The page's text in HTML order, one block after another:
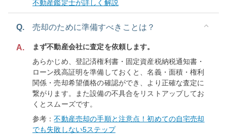
不動産鑑定士が詳しく解説
Q. 売却のために準備すべきことは？
A.
まず不動産会社に査定を依頼します。
あらかじめ、登記済権利書・固定資産税納税通知書・
ローン残高証明を準備しておくと、名義・面積・権利
関係・売却希望価格の確認ができ、より正確な査定に
繋がります。また設備の不具合をリストアップしてお
くとスムーズです。
参考：不動産売却の手順と注意点！初めての自宅売却
でも失敗しない5ステップ